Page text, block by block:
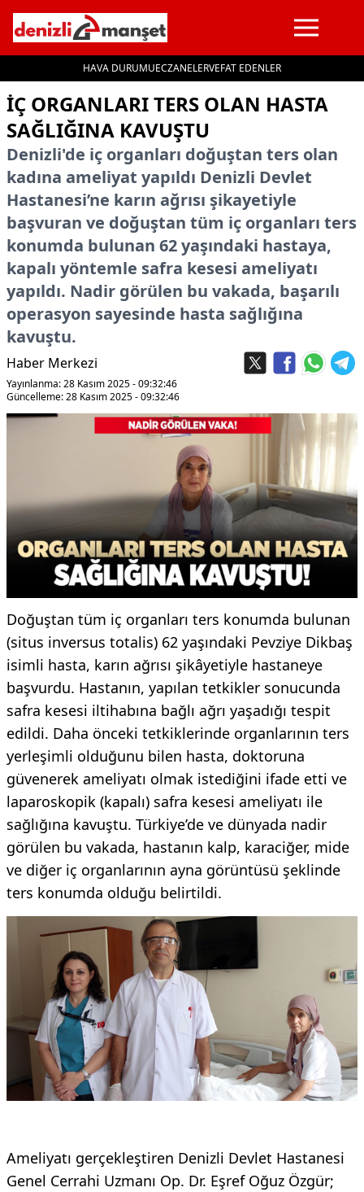
HAVA DURUMUECZANELERVEFAT EDENLER
İçeriğe geç
İÇ ORGANLARI TERS OLAN HASTA
SAĞLIĞINA KAVUŞTU
Denizli'de iç organları doğuştan ters olan
kadına ameliyat yapıldı Denizli Devlet
Hastanesi’ne karın ağrısı şikayetiyle
başvuran ve doğuştan tüm iç organları ters
konumda bulunan 62 yaşındaki hastaya,
kapalı yöntemle safra kesesi ameliyatı
yapıldı. Nadir görülen bu vakada, başarılı
operasyon sayesinde hasta sağlığına
kavuştu.
Haber Merkezi
Yayınlanma: 28 Kasım 2025 - 09:32:46
Güncelleme: 28 Kasım 2025 - 09:32:46
Doğuştan tüm iç organları ters konumda bulunan
(situs inversus totalis) 62 yaşındaki Pevziye Dikbaş
isimli hasta, karın ağrısı şikâyetiyle hastaneye
başvurdu. Hastanın, yapılan tetkikler sonucunda
safra kesesi iltihabına bağlı ağrı yaşadığı tespit
edildi. Daha önceki tetkiklerinde organlarının ters
yerleşimli olduğunu bilen hasta, doktoruna
güvenerek ameliyatı olmak istediğini ifade etti ve
laparoskopik (kapalı) safra kesesi ameliyatı ile
sağlığına kavuştu. Türkiye’de ve dünyada nadir
görülen bu vakada, hastanın kalp, karaciğer, mide
ve diğer iç organlarının ayna görüntüsü şeklinde
ters konumda olduğu belirtildi.
Ameliyatı gerçekleştiren Denizli Devlet Hastanesi
Genel Cerrahi Uzmanı Op. Dr. Eşref Oğuz Özgür;